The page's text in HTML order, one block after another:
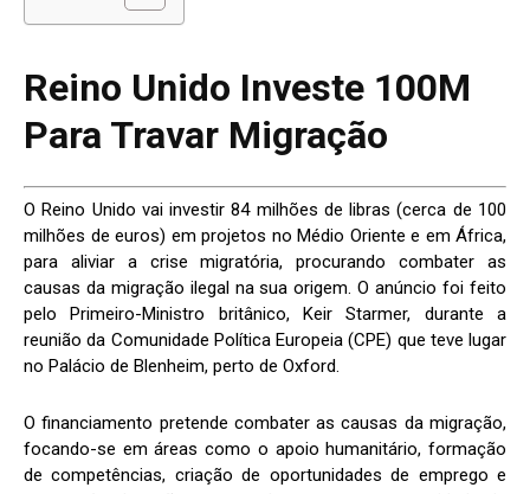
Reino Unido Investe 100M
Para Travar Migração
O Reino Unido vai investir 84 milhões de libras (cerca de 100
milhões de euros) em projetos no Médio Oriente e em África,
para aliviar a crise migratória, procurando combater as
causas da migração ilegal na sua origem. O anúncio foi feito
pelo Primeiro-Ministro britânico, Keir Starmer, durante a
reunião da Comunidade Política Europeia (CPE) que teve lugar
no Palácio de Blenheim, perto de Oxford.
O financiamento pretende combater as causas da migração,
focando-se em áreas como o apoio humanitário, formação
de competências, criação de oportunidades de emprego e